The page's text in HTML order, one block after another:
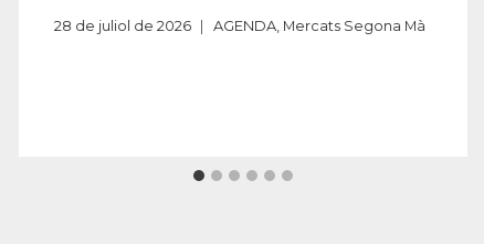
28 de juliol de 2026 AGENDA Mercats Segona Mà